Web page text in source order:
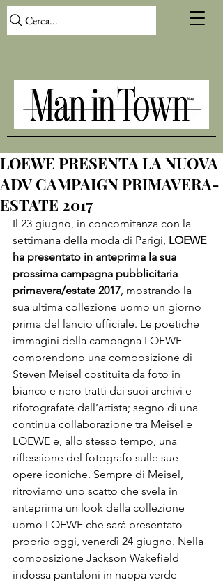
Cerca...
LOEWE PRESENTA LA NUOVA
ADV CAMPAIGN PRIMAVERA-
ESTATE 2017
Il 23 giugno, in concomitanza con la
settimana della moda di Parigi, LOEWE
ha presentato in anteprima la sua
prossima campagna pubblicitaria
primavera/estate 2017, mostrando la
sua ultima collezione uomo un giorno
prima del lancio ufficiale. Le poetiche
immagini della campagna LOEWE
comprendono una composizione di
Steven Meisel costituita da foto in
bianco e nero tratti dai suoi archivi e
rifotografate dall’artista; segno di una
continua collaborazione tra Meisel e
LOEWE e, allo stesso tempo, una
riflessione del fotografo sulle sue
opere iconiche. Sempre di Meisel,
ritroviamo uno scatto che svela in
anteprima un look della collezione
uomo LOEWE che sarà presentato
proprio oggi, venerdì 24 giugno. Nella
composizione Jackson Wakefield
indossa pantaloni in nappa verde